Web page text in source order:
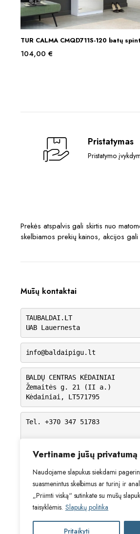
Vertiname jūsų privatumą
Naudojame slapukus siekdami
suasmenintus skelbimus ar turinį ir
„Priimti viską“ sutinkate su mūsų
taisyklėmis. Slapukų politika
Pritaikyti
Į KREPŠELĮ
TUR CALMA CMQD711S-120 batų
104,00 €
Pristatymas
Pristatymo
Prekės atspalvis gali skirtis nuo
skelbiamos prekių kainos, akcijos
Mūsų kontaktai
TAUBALDAI.LT
UAB Lauernesta
info@baldaipigu.lt
BALDŲ CENTRAS KĖDAINIAI
Žemaitės g. 21 (II a.)
Kėdainiai, LT571795
Tel. +370 347 51783
VI: 9.00 – 15.00
VII: Nedirbame